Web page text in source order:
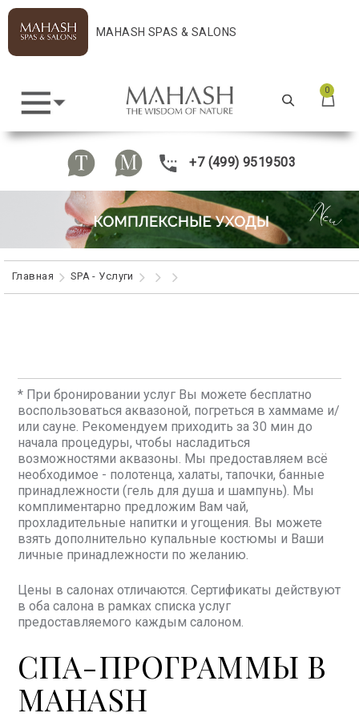
MAHASH SPAS & SALONS
0
+7 (499) 9519503
Главная SPA - Услуги
* При бронировании услуг Вы можете бесплатно
воспользоваться аквазоной, погреться в хаммаме и/
или сауне. Рекомендуем приходить за 30 мин до
начала процедуры, чтобы насладиться
возможностями аквазоны. Мы предоставляем всё
необходимое - полотенца, халаты, тапочки, банные
принадлежности (гель для душа и шампунь). Мы
комплиментарно предложим Вам чай,
прохладительные напитки и угощения. Вы можете
взять дополнительно купальные костюмы и Ваши
личные принадлежности по желанию.
Цены в салонах отличаются. Сертификаты действуют
в оба салона в рамках списка услуг
предоставляемого каждым салоном.
СПА-ПРОГРАММЫ В
MAHASH